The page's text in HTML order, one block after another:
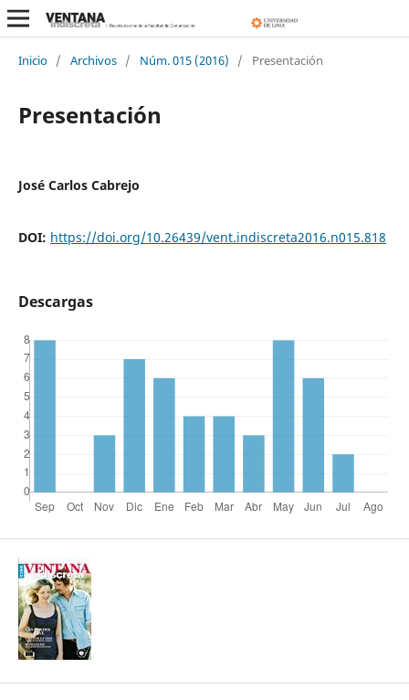
Inicio / Archivos / Núm. 015 (2016) / Presentación
Presentación
José Carlos Cabrejo
DOI: https://doi.org/10.26439/vent.indiscreta2016.n015.818
Descargas